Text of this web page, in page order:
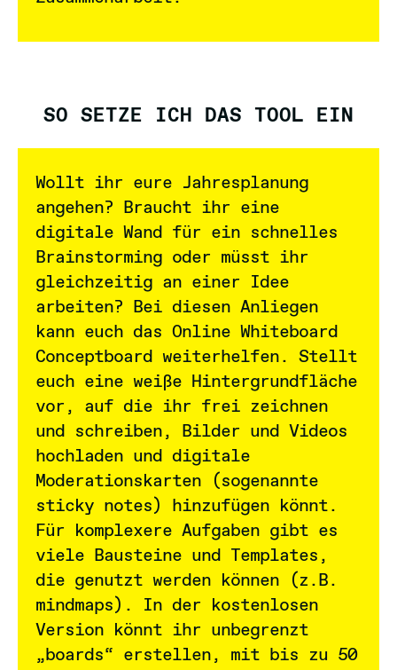
KONTAKT
SO SETZE ICH DAS TOOL EIN
Wollt ihr eure Jahresplanung
angehen? Braucht ihr eine
digitale Wand für ein schnelles
Brainstorming oder müsst ihr
gleichzeitig an einer Idee
arbeiten? Bei diesen Anliegen
kann euch das Online Whiteboard
Conceptboard weiterhelfen. Stellt
euch eine weiße Hintergrundfläche
vor, auf die ihr frei zeichnen
und schreiben, Bilder und Videos
hochladen und digitale
Moderationskarten (sogenannte
sticky notes) hinzufügen könnt.
Für komplexere Aufgaben gibt es
viele Bausteine und Templates,
die genutzt werden können (z.B.
mindmaps). In der kostenlosen
Version könnt ihr unbegrenzt
„boards“ erstellen, mit bis zu 50